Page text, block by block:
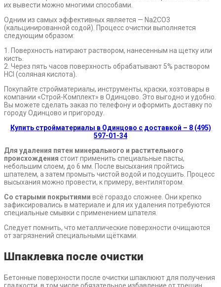
их вывести можно многими способами.
Одним из самых эффективных является — Na2CO3
(кальцинированной содой). Процесс очистки выполняется
следующим образом:
1. Поверхность натирают раствором, нанесенным на щетку или
кисть.
2. Через пять часов поверхность обрабатывают 5% раствором
HCl (соляная кислота).
Покупайте стройматериалы, инструменты, краски, хозтовары в
компании «Строй-Комплект» в Одинцово. Это выгодно и удобно.
Вы можете сделать заказ по телефону и оформить доставку по
городу Одинцово и пригороду.
Купить стройматериалы в Одинцово с доставкой – 8 (495)
597-01-34
Для удаления пятен минерального и растительного
происхождения стоит применить специальные пасты,
небольшим слоем, до 6 мм. После высыхания пройтись
шпателем, а затем промыть чистой водой и подсушить. Процесс
высыхания можно провести, к примеру, вентилятором.
Со старыми покрытиями всё гораздо сложнее. Они крепко
зафиксировались в материале и для их удаления потребуются
специальные смывки с применением шпателя.
Следует помнить, что металлические поверхности очищаются
от загрязнений специальными щётками.
Шпаклевка после очистки
Бетонные поверхности после очистки шпаклюют для получения